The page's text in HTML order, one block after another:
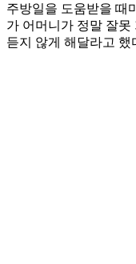
주방일을 도움받을 때
가 어머니가 정말 잘
듣지 않게 해달라고 했